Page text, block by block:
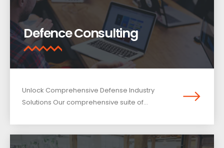
Defence Consulting
Unlock Comprehensive Defense Industry
Solutions Our comprehensive suite of...